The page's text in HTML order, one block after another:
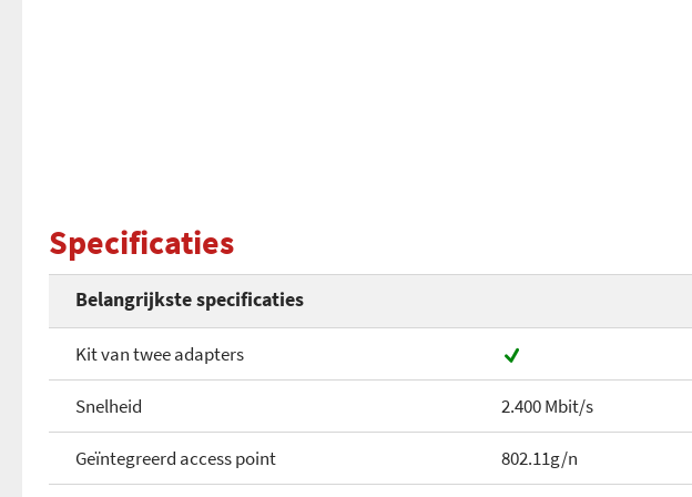
Specificaties
Belangrijkste specificaties
Kit van twee adapters
Snelheid 2.400 Mbit/s
Geïntegreerd access point 802.11g/n